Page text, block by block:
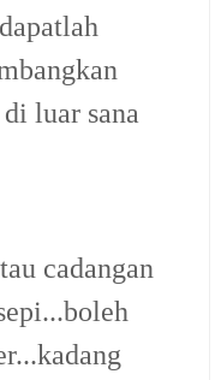
luar sana
cadangan